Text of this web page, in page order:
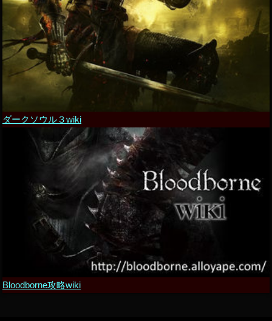
ダークソウル３wiki
Bloodborne攻略wiki